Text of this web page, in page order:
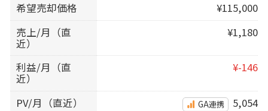
希望売却価格
¥115,000
売上/月（直
近）
¥1,180
利益/月（直
近）
¥-146
PV/月（直近） GA連携 5,054